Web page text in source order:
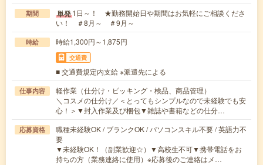
期間 単発1日～！ ★勤務開始日や期間はお気軽にご相談くださ
い！ ＃8月～ ＃9月～
時給 時給1,300円～1,875円
交通費
■ 交通費規定内支給 ※派遣先による
仕事内容
軽作業（仕分け・ピッキング・検品、商品管理）
＼コスメの仕分け／＜とってもシンプルなので未経験でも安
心！＞▼封入作業及び梱包▼雑誌や書籍などの仕分…
応募資格
職種未経験OK / ブランクOK / パソコンスキル不要 / 英語力不
要
▼未経験OK！（副業歓迎☆）▼高校生不可▼携帯電話をお
持ちの方（業務連絡に使用）※応募後のご連絡はメ…